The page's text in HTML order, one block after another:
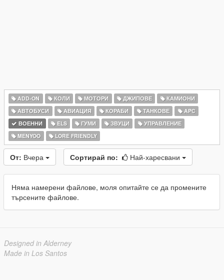
ADD-ON КОЛИ МОТОРИ ДЖИПОВЕ
КАМИОНИ
АВТОБУСИ
АВИАЦИЯ КОРАБИ ТАНКОВЕ
APC
ВОЕННИ
ELS ГУМИ ЗВУЦИ
УПРАВЛЕНИЕ
MENYOO
LORE FRIENDLY
От: Вчера Сортирай по: Най-харесвани
Няма намерени файлове, моля опитайте се да промените
търсените файлове.
Designed in Alderney
Made in Los Santos